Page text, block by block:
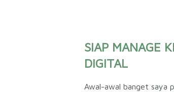
SIAP MANAGE
DIGITAL
Awal-awal banget saya